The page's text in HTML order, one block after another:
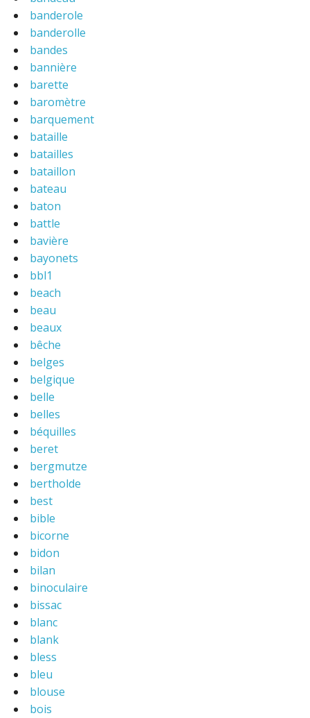
banderole
banderolle
bandes
bannière
barette
baromètre
barquement
bataille
batailles
bataillon
bateau
baton
battle
bavière
bayonets
bbl1
beach
beau
beaux
bêche
belges
belgique
belle
belles
béquilles
beret
bergmutze
bertholde
best
bible
bicorne
bidon
bilan
binoculaire
bissac
blanc
blank
bless
bleu
blouse
bois